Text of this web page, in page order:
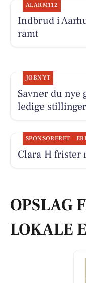
ALARM112
Indbrud i
ramt
JOBNYT
Savner du nye
ledige
SPONSORERET
Clara H frister
OPSLAG
LOKALE